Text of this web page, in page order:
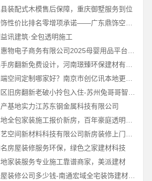
装配式木模售后保障，重庆御墅服务到位
讯建筑·全包透明施工
基地实力江苏东钢金属科技有限公司
房屋装修服务环保，绿色之家建材科技
家装服务专业施工靠谱商家，美派建材
靠谱全屋装修公司多少钱-南通宏域全宅装饰建材有限公司